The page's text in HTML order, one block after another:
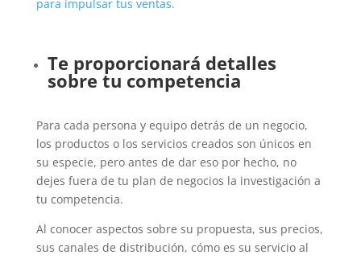
para impulsar tus ventas.
Te proporcionará detalles
sobre tu competencia
Para cada persona y equipo detrás de un negocio,
los productos o los servicios creados son únicos en
su especie, pero antes de dar eso por hecho, no
dejes fuera de tu plan de negocios la investigación a
tu competencia.
Al conocer aspectos sobre su propuesta, sus precios,
sus canales de distribución, cómo es su servicio al